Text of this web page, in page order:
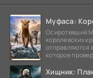
Муфаса:
Осиротевший
королевских
отправляются
которое
Хищник: